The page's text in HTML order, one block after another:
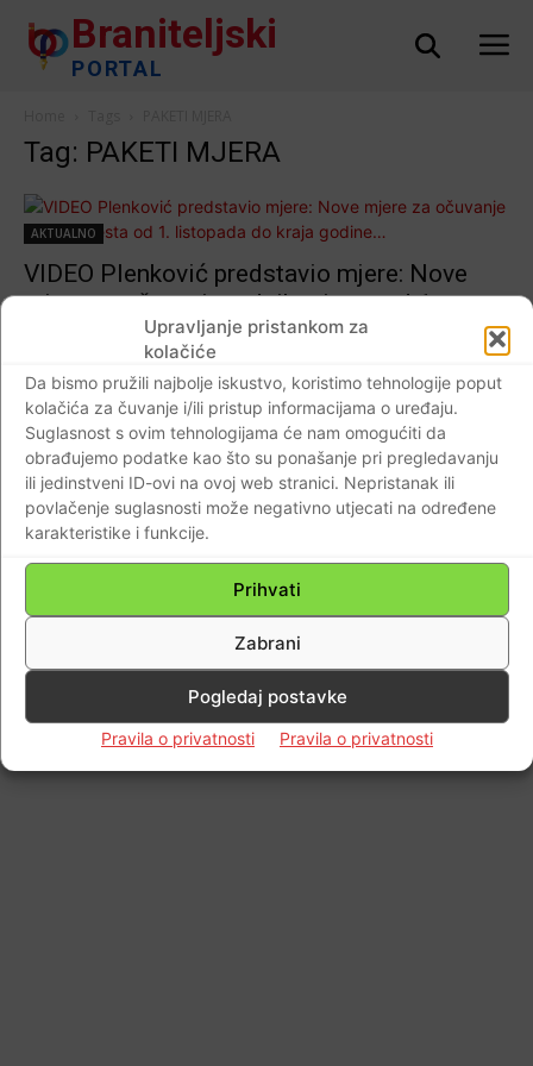
Upravljanje pristankom za
kolačiće
Da bismo pružili najbolje iskustvo, koristimo tehnologije poput
kolačića za čuvanje i/ili pristup informacijama o uređaju.
Suglasnost s ovim tehnologijama će nam omogućiti da
obrađujemo podatke kao što su ponašanje pri pregledavanju
ili jedinstveni ID-ovi na ovoj web stranici. Nepristanak ili
povlačenje suglasnosti može negativno utjecati na određene
karakteristike i funkcije.
Prihvati
Zabrani
Pogledaj postavke
Pravila o privatnosti Pravila o privatnosti
Braniteljski
PORTAL
Tag: PAKETI MJERA
AKTUALNO
VIDEO Plenković predstavio mjere: Nove
mjere za očuvanje radnih mjesta od 1.
listopada do kraja godine…
Impressum Kontaktirajte nas Pravila o privatnosti
© Newspaper WordPress Theme by TagDiv